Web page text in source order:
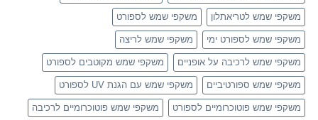
משקפי שמש לטריאתלון משקפי שמש לספורט
משקפי שמש לספורט ימי משקפי שמש לריצה
משקפי שמש לרכיבה על אופניים משקפי שמש מקוטבים לספורט
משקפי שמש ספורטיביים משקפי שמש עם הגנת UV לספורט
משקפי שמש פוטוכרומיים לספורט משקפי שמש פוטוכרומיים לרכיבה